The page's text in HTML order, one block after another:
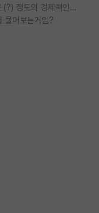
박사진학하기에 2억은 괜찮은 (?) 정도의 경제력인가요
물어보는거임?